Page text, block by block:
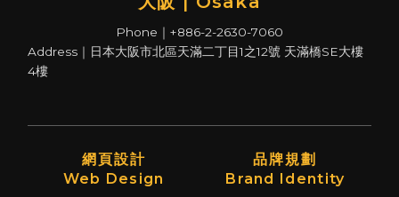
Phone｜+886-2-2630-7060
Address｜日本大阪市北區天滿二丁目1之12號 天滿橋SE大樓
4樓
網頁設計
Web Design
品牌規劃
Brand Identity